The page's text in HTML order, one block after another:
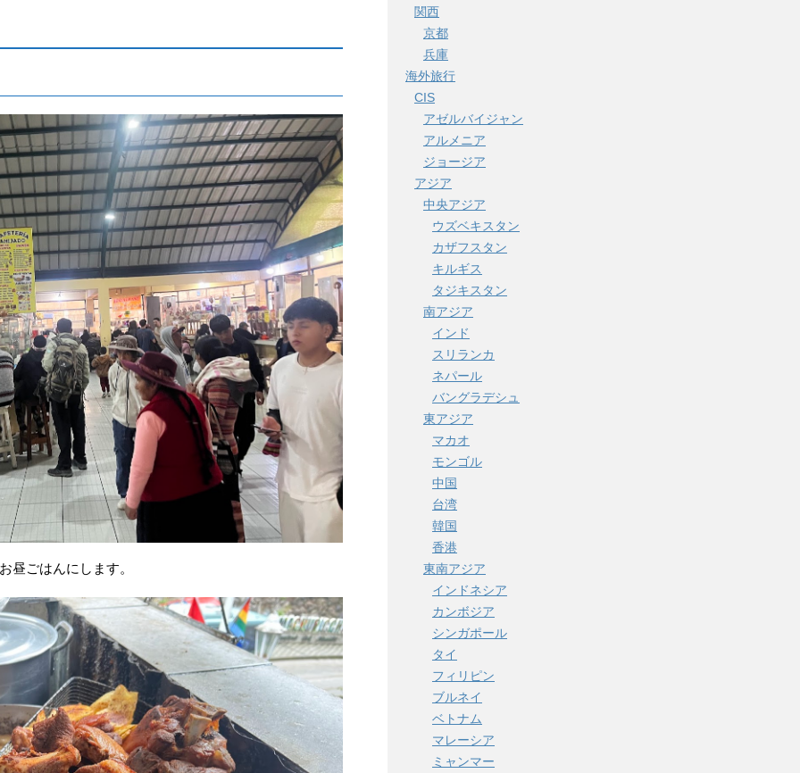
昼ごはんにします。
関西
京都
兵庫
海外旅行
CIS
アゼルバイジャン
アルメニア
ジョージア
アジア
中央アジア
ウズベキスタン
カザフスタン
キルギス
タジキスタン
南アジア
インド
スリランカ
ネパール
バングラデシュ
東アジア
マカオ
モンゴル
中国
台湾
韓国
香港
東南アジア
インドネシア
カンボジア
シンガポール
タイ
フィリピン
ブルネイ
ベトナム
マレーシア
ミャンマー